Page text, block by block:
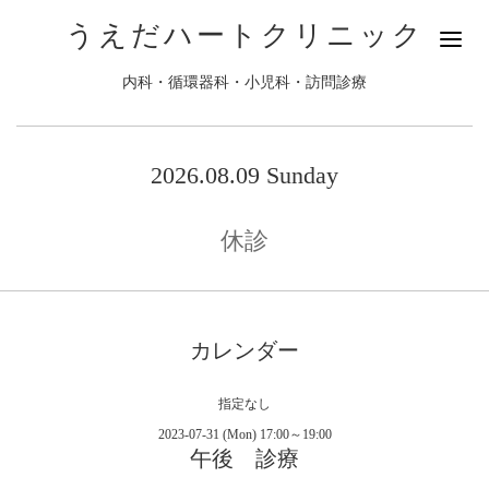
うえだハートクリニック
内科・循環器科・小児科・訪問診療
2026.08.09 Sunday
休診
カレンダー
指定なし
2023-07-31 (Mon) 17:00～19:00
午後 診療